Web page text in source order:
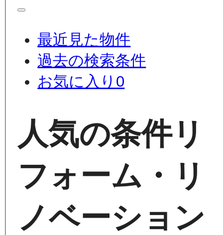
最近見た物件
過去の検索条件
お気に入り 0
人気の条件リ
フォーム・リ
ノベーション